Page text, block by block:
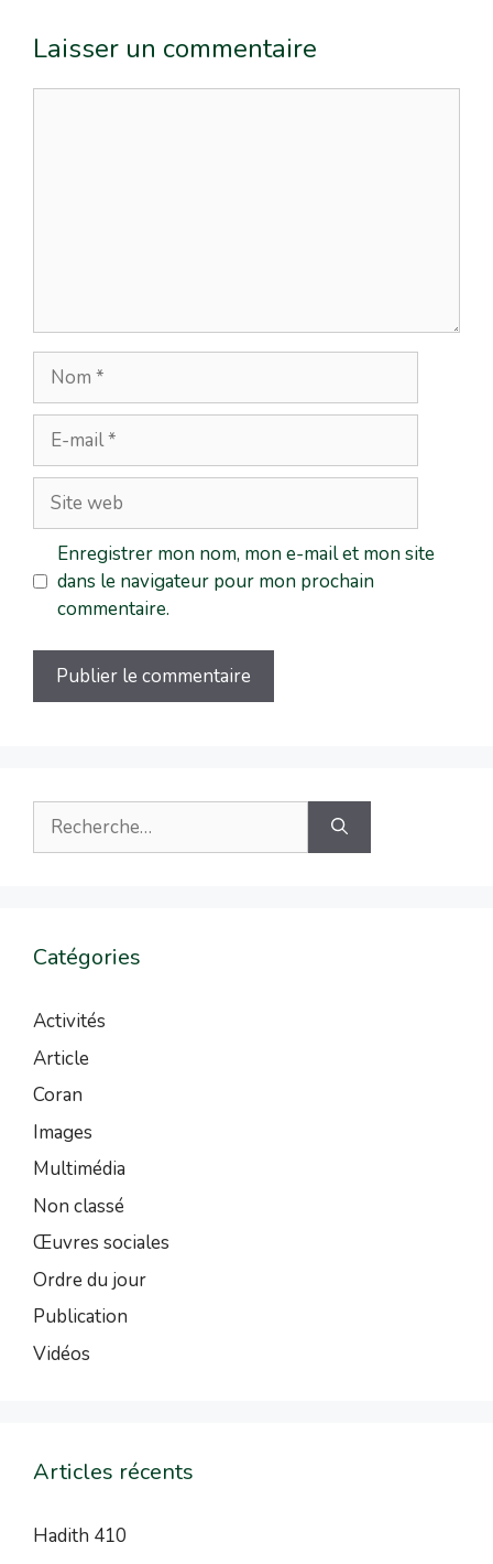
Laisser un commentaire
Enregistrer mon nom, mon e-mail et mon site
dans le navigateur pour mon prochain
commentaire.
Catégories
Activités
Article
Coran
Images
Multimédia
Non classé
Œuvres sociales
Ordre du jour
Publication
Vidéos
Articles récents
Hadith 410